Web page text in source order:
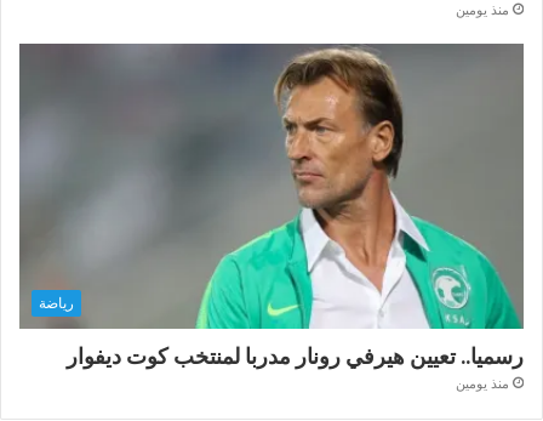
منذ يومين
رياضة
رسميا.. تعيين هيرفي رونار مدربا لمنتخب كوت ديفوار
منذ يومين